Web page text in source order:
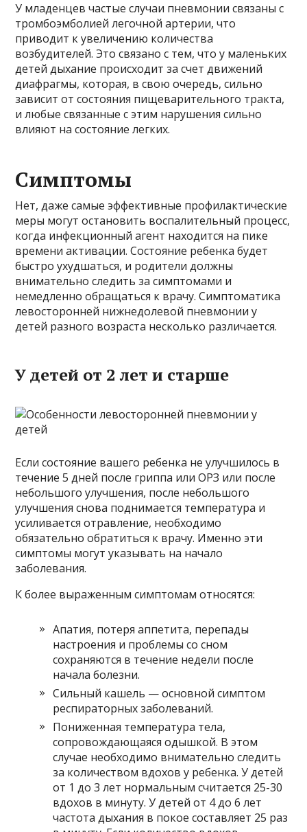
У младенцев частые случаи пневмонии связаны с
тромбоэмболией легочной артерии, что
приводит к увеличению количества
возбудителей. Это связано с тем, что у маленьких
детей дыхание происходит за счет движений
диафрагмы, которая, в свою очередь, сильно
зависит от состояния пищеварительного тракта,
и любые связанные с этим нарушения сильно
влияют на состояние легких.
Симптомы
Нет, даже самые эффективные профилактические
меры могут остановить воспалительный процесс,
когда инфекционный агент находится на пике
времени активации. Состояние ребенка будет
быстро ухудшаться, и родители должны
внимательно следить за симптомами и
немедленно обращаться к врачу. Симптоматика
левосторонней нижнедолевой пневмонии у
детей разного возраста несколько различается.
У детей от 2 лет и старше
Если состояние вашего ребенка не улучшилось в
течение 5 дней после гриппа или ОРЗ или после
небольшого улучшения, после небольшого
улучшения снова поднимается температура и
усиливается отравление, необходимо
обязательно обратиться к врачу. Именно эти
симптомы могут указывать на начало
заболевания.
К более выраженным симптомам относятся:
Апатия, потеря аппетита, перепады
настроения и проблемы со сном
сохраняются в течение недели после
начала болезни.
Сильный кашель — основной симптом
респираторных заболеваний.
Пониженная температура тела,
сопровождающаяся одышкой. В этом
случае необходимо внимательно следить
за количеством вдохов у ребенка. У детей
от 1 до 3 лет нормальным считается 25-30
вдохов в минуту. У детей от 4 до 6 лет
частота дыхания в покое составляет 25 раз